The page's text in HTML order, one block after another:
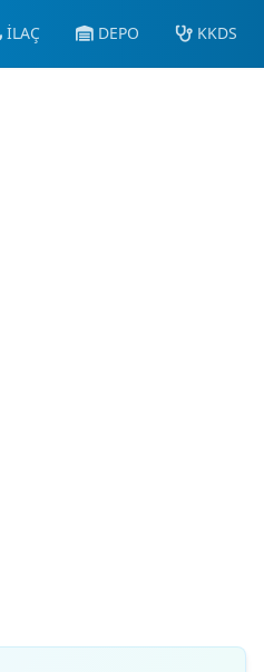
İLAÇ DEPO KKDS